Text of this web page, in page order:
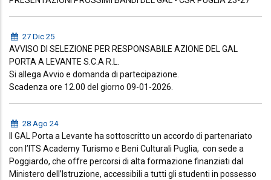
27 Dic 25
AVVISO DI SELEZIONE PER RESPONSABILE AZIONE DEL GAL
PORTA A LEVANTE S.C.A R.L.
Si allega Avvio e domanda di partecipazione.
Scadenza ore 12.00 del giorno 09-01-2026.
28 Ago 24
Il GAL Porta a Levante ha sottoscritto un accordo di partenariato
con l’ITS Academy Turismo e Beni Culturali Puglia, con sede a
Poggiardo, che offre percorsi di alta formazione finanziati dal
Ministero dell’Istruzione, accessibili a tutti gli studenti in possesso